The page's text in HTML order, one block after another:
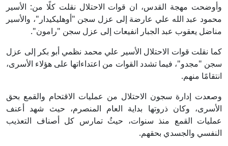
وأوضحت مهجة القدس، ان قوات الاحتلال نقلت كلًا من: الأسير
محمود عبد الله علي عارضة إلى عزل سجن "أوهليكيدار"، والأسير
مناضل يعقوب عبد الجبار انفيعات إلى عزل سجن "رامون".
كما نقلت قوات الاحتلال الأسير علي محمد نظمي أبو بكر إلى عزل
سجن "مجدو"، فيما تشدد القوات من اعتداءاتها على هؤلاء الأسرى،
انتقامًا منهم.
وصعدت إدارة سجون الاحتلال من عمليات الاقتحام والقمع بحق
الأسرى، وكان ذروتها بداية العام المنصرم، حيث شهد أعنف
عمليات القمع منذ سنوات، حيثُ تمارس كل أصناف التعذيب
النفسي والجسدي بحقهم.